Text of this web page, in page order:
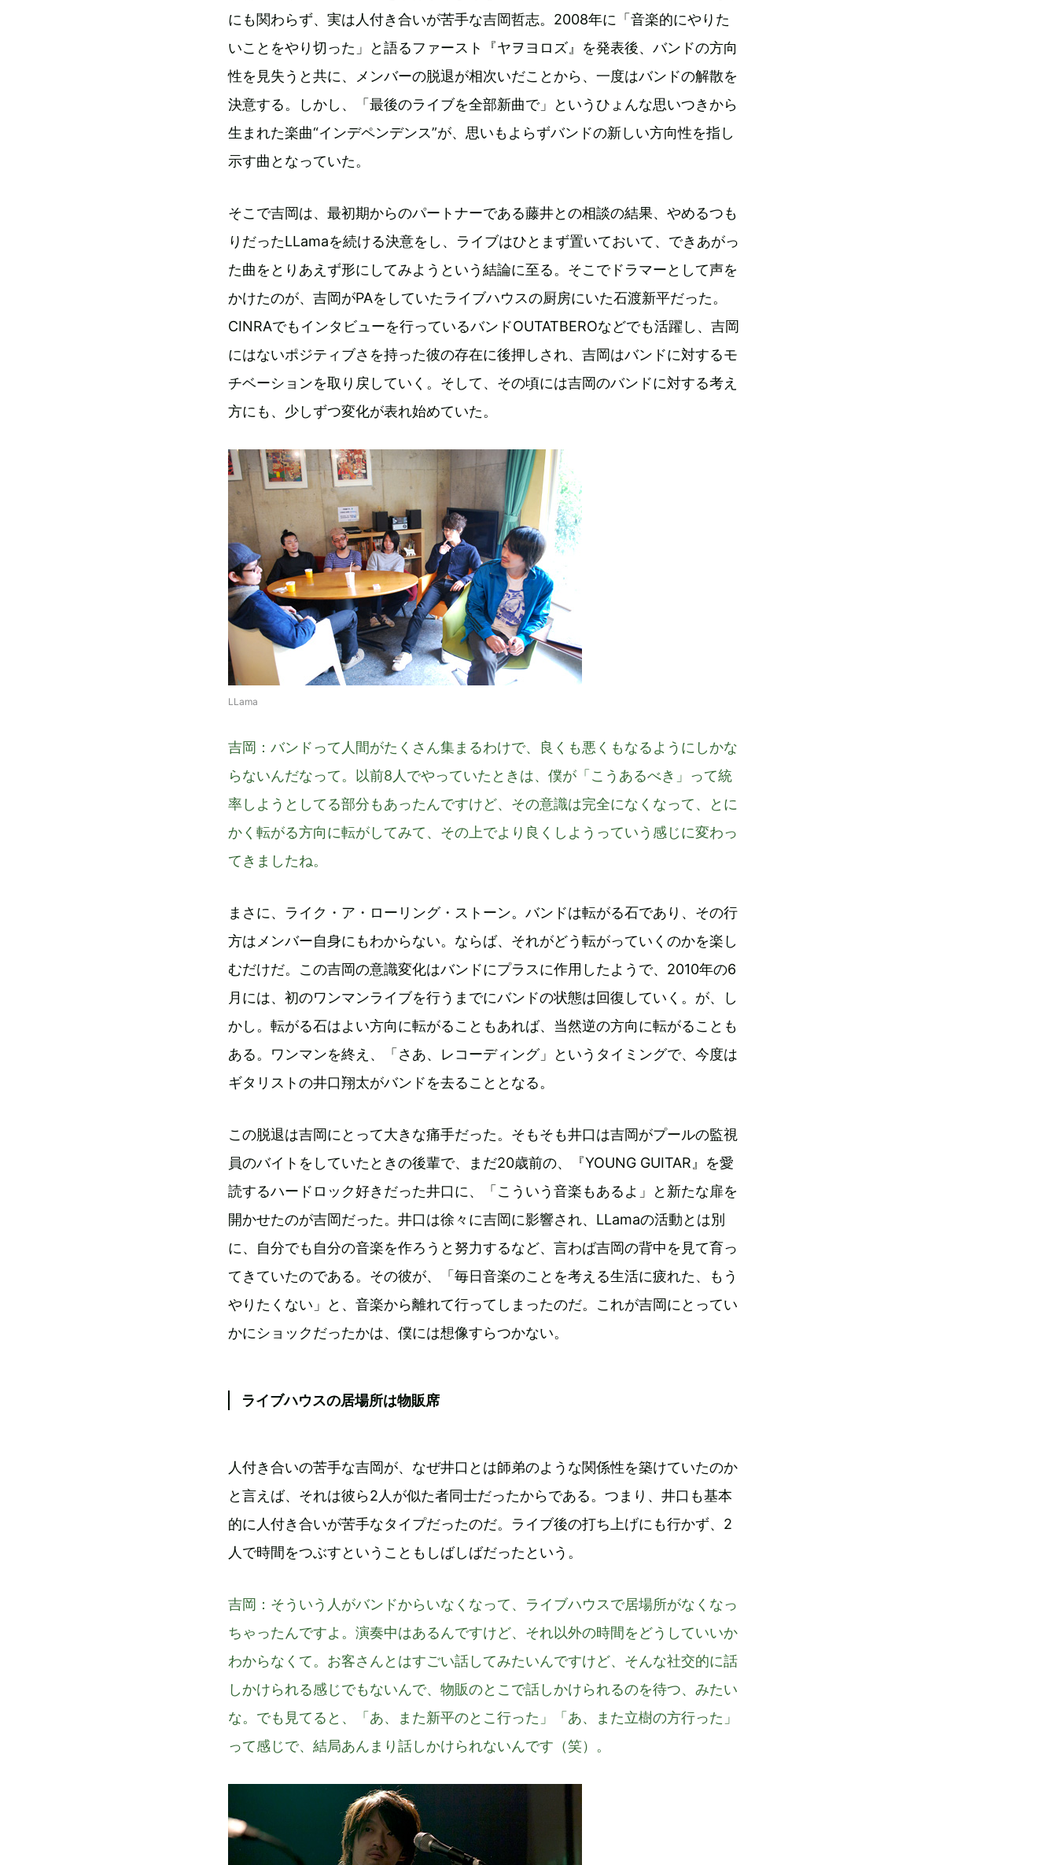
にも関わらず、実は人付き合いが苦手な吉岡哲志。2008年に「音楽的にやりた
いことをやり切った」と語るファースト『ヤヲヨロズ』を発表後、バンドの方向
性を見失うと共に、メンバーの脱退が相次いだことから、一度はバンドの解散を
決意する。しかし、「最後のライブを全部新曲で」というひょんな思いつきから
生まれた楽曲“インデペンデンス”が、思いもよらずバンドの新しい方向性を指し
示す曲となっていた。
そこで吉岡は、最初期からのパートナーである藤井との相談の結果、やめるつも
りだったLLamaを続ける決意をし、ライブはひとまず置いておいて、できあがっ
た曲をとりあえず形にしてみようという結論に至る。そこでドラマーとして声を
かけたのが、吉岡がPAをしていたライブハウスの厨房にいた石渡新平だった。
CINRAでもインタビューを行っているバンドOUTATBEROなどでも活躍し、吉岡
にはないポジティブさを持った彼の存在に後押しされ、吉岡はバンドに対するモ
チベーションを取り戻していく。そして、その頃には吉岡のバンドに対する考え
方にも、少しずつ変化が表れ始めていた。
LLama
吉岡 ：バンドって人間がたくさん集まるわけで、良くも悪くもなるようにしかな
らないんだなって。以前8人でやっていたときは、僕が「こうあるべき」って統
率しようとしてる部分もあったんですけど、その意識は完全になくなって、とに
かく転がる方向に転がしてみて、その上でより良くしようっていう感じに変わっ
てきましたね。
まさに、ライク・ア・ローリング・ストーン。バンドは転がる石であり、その行
方はメンバー自身にもわからない。ならば、それがどう転がっていくのかを楽し
むだけだ。この吉岡の意識変化はバンドにプラスに作用したようで、2010年の6
月には、初のワンマンライブを行うまでにバンドの状態は回復していく。が、し
かし。転がる石はよい方向に転がることもあれば、当然逆の方向に転がることも
ある。ワンマンを終え、「さあ、レコーディング」というタイミングで、今度は
ギタリストの井口翔太がバンドを去ることとなる。
この脱退は吉岡にとって大きな痛手だった。そもそも井口は吉岡がプールの監視
員のバイトをしていたときの後輩で、まだ20歳前の、『YOUNG GUITAR』を愛
読するハードロック好きだった井口に、「こういう音楽もあるよ」と新たな扉を
開かせたのが吉岡だった。井口は徐々に吉岡に影響され、LLamaの活動とは別
に、自分でも自分の音楽を作ろうと努力するなど、言わば吉岡の背中を見て育っ
てきていたのである。その彼が、「毎日音楽のことを考える生活に疲れた、もう
やりたくない」と、音楽から離れて行ってしまったのだ。これが吉岡にとってい
かにショックだったかは、僕には想像すらつかない。
ライブハウスの居場所は物販席
人付き合いの苦手な吉岡が、なぜ井口とは師弟のような関係性を築けていたのか
と言えば、それは彼ら2人が似た者同士だったからである。つまり、井口も基本
的に人付き合いが苦手なタイプだったのだ。ライブ後の打ち上げにも行かず、2
人で時間をつぶすということもしばしばだったという。
吉岡 ：そういう人がバンドからいなくなって、ライブハウスで居場所がなくなっ
ちゃったんですよ。演奏中はあるんですけど、それ以外の時間をどうしていいか
わからなくて。お客さんとはすごい話してみたいんですけど、そんな社交的に話
しかけられる感じでもないんで、物販のとこで話しかけられるのを待つ、みたい
な。でも見てると、「あ、また新平のとこ行った」「あ、また立樹の方行った」
って感じで、結局あんまり話しかけられないんです（笑）。